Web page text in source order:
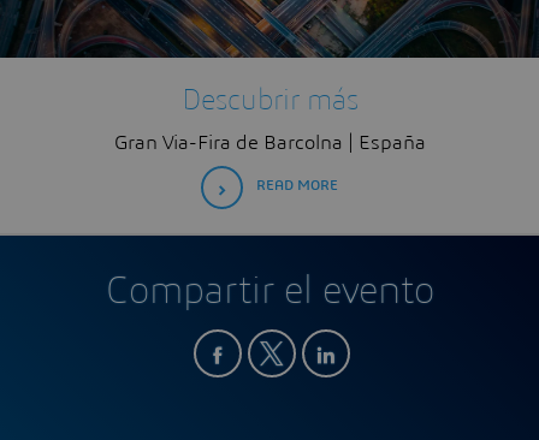
Descubrir más
Gran Via-Fira de Barcolna | España
READ MORE
Compartir el evento